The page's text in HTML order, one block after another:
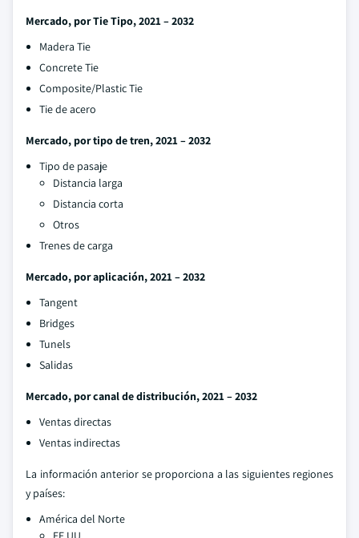
Mercado, por Tie Tipo, 2021 – 2032
Madera Tie
Concrete Tie
Composite/Plastic Tie
Tie de acero
Mercado, por tipo de tren, 2021 – 2032
Tipo de pasaje
Distancia larga
Distancia corta
Otros
Trenes de carga
Mercado, por aplicación, 2021 – 2032
Tangent
Bridges
Tunels
Salidas
Mercado, por canal de distribución, 2021 – 2032
Ventas directas
Ventas indirectas
La información anterior se proporciona a las siguientes regiones
y países:
América del Norte